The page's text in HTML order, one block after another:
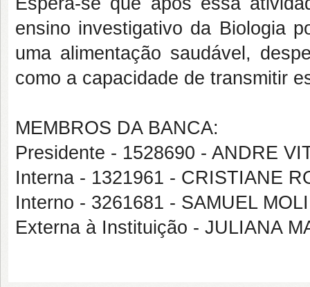
ensino investigativo da Biologia
uma alimentação saudável,
como a capacidade de transmitir
MEMBROS DA BANCA:
Presidente - 1528690 - ANDRE
Interna - 1321961 - CRISTIANE
Interno - 3261681 - SAMUEL
Externa à Instituição - JULIANA